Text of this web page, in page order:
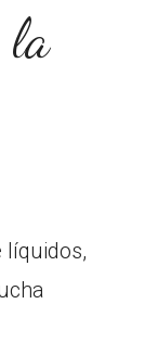
la
líquidos,